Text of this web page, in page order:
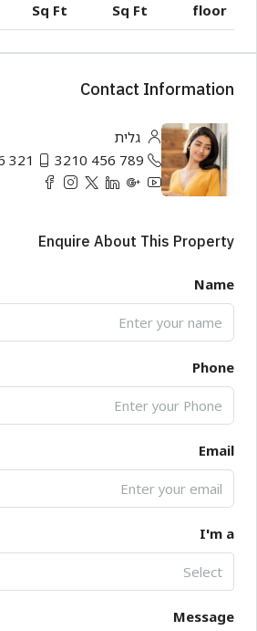
floor
Sq Ft
Sq Ft
Contact Information
גלית
789 456 3210
321 456 9874
Enquire About This Property
Name
Phone
Email
I'm a
Select
Message